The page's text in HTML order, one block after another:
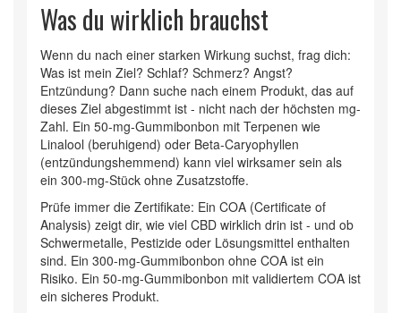
Was du wirklich brauchst
Wenn du nach einer starken Wirkung suchst, frag dich:
Was ist mein Ziel? Schlaf? Schmerz? Angst?
Entzündung? Dann suche nach einem Produkt, das auf
dieses Ziel abgestimmt ist - nicht nach der höchsten mg-
Zahl. Ein 50-mg-Gummibonbon mit Terpenen wie
Linalool (beruhigend) oder Beta-Caryophyllen
(entzündungshemmend) kann viel wirksamer sein als
ein 300-mg-Stück ohne Zusatzstoffe.
Prüfe immer die Zertifikate: Ein COA (Certificate of
Analysis) zeigt dir, wie viel CBD wirklich drin ist - und ob
Schwermetalle, Pestizide oder Lösungsmittel enthalten
sind. Ein 300-mg-Gummibonbon ohne COA ist ein
Risiko. Ein 50-mg-Gummibonbon mit validiertem COA ist
ein sicheres Produkt.